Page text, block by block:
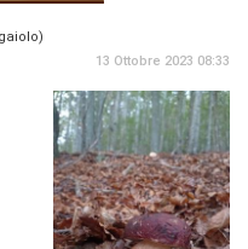
13 Ottobre 2023 08:33